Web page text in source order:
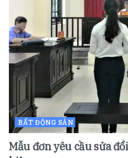
BẤT ĐỘNG SẢN
Mẫu đơn yêu cầu sửa